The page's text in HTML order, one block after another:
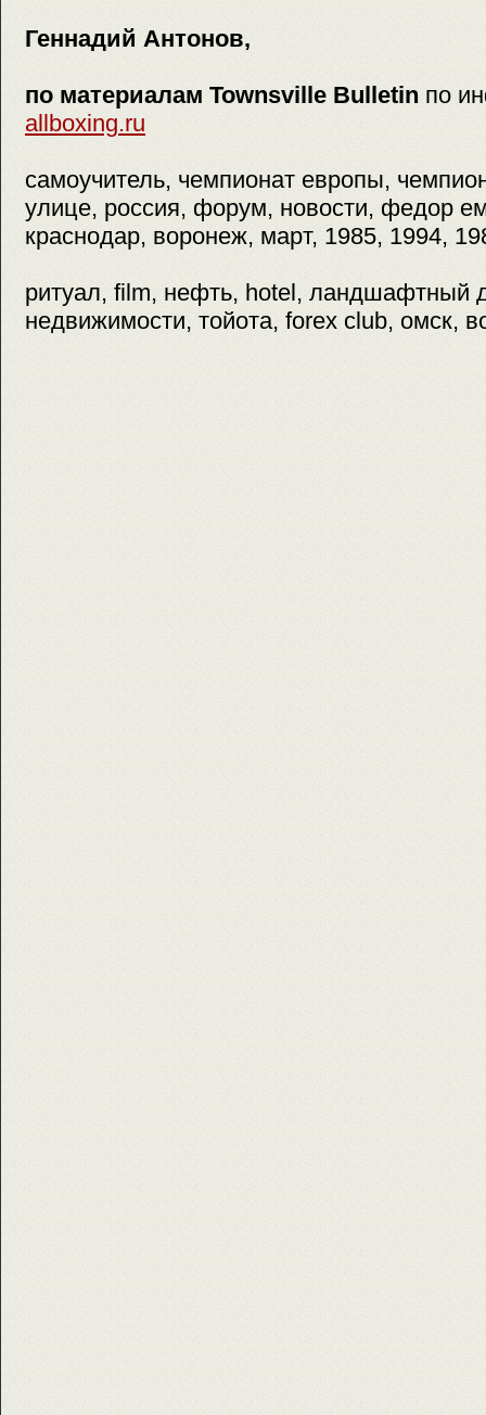
Геннадий Антонов,
по материалам Townsville Bulletin по
allboxing.ru
самоучитель, чемпионат европы,
улице, россия, форум, новости, федор
краснодар, воронеж, март, 1985, 1994,
ритуал, film, нефть, hotel, ландшафтный
недвижимости, тойота, forex club, омск,